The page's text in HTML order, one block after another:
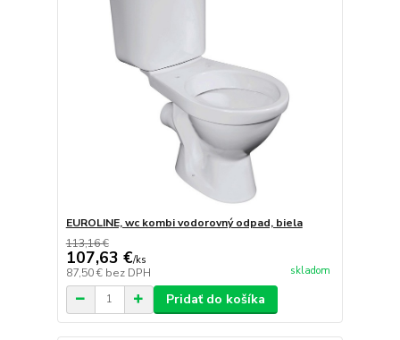
EUROLINE, wc kombi vodorovný odpad, biela
113,16 €
107,63 €/ks
87,50 € bez DPH skladom
Pridať do košíka